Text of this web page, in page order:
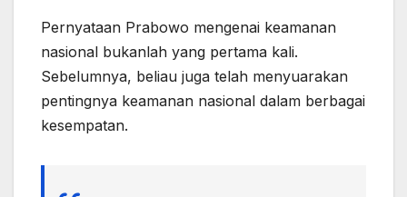
Pernyataan Prabowo mengenai keamanan
nasional bukanlah yang pertama kali.
Sebelumnya, beliau juga telah menyuarakan
pentingnya keamanan nasional dalam berbagai
kesempatan.